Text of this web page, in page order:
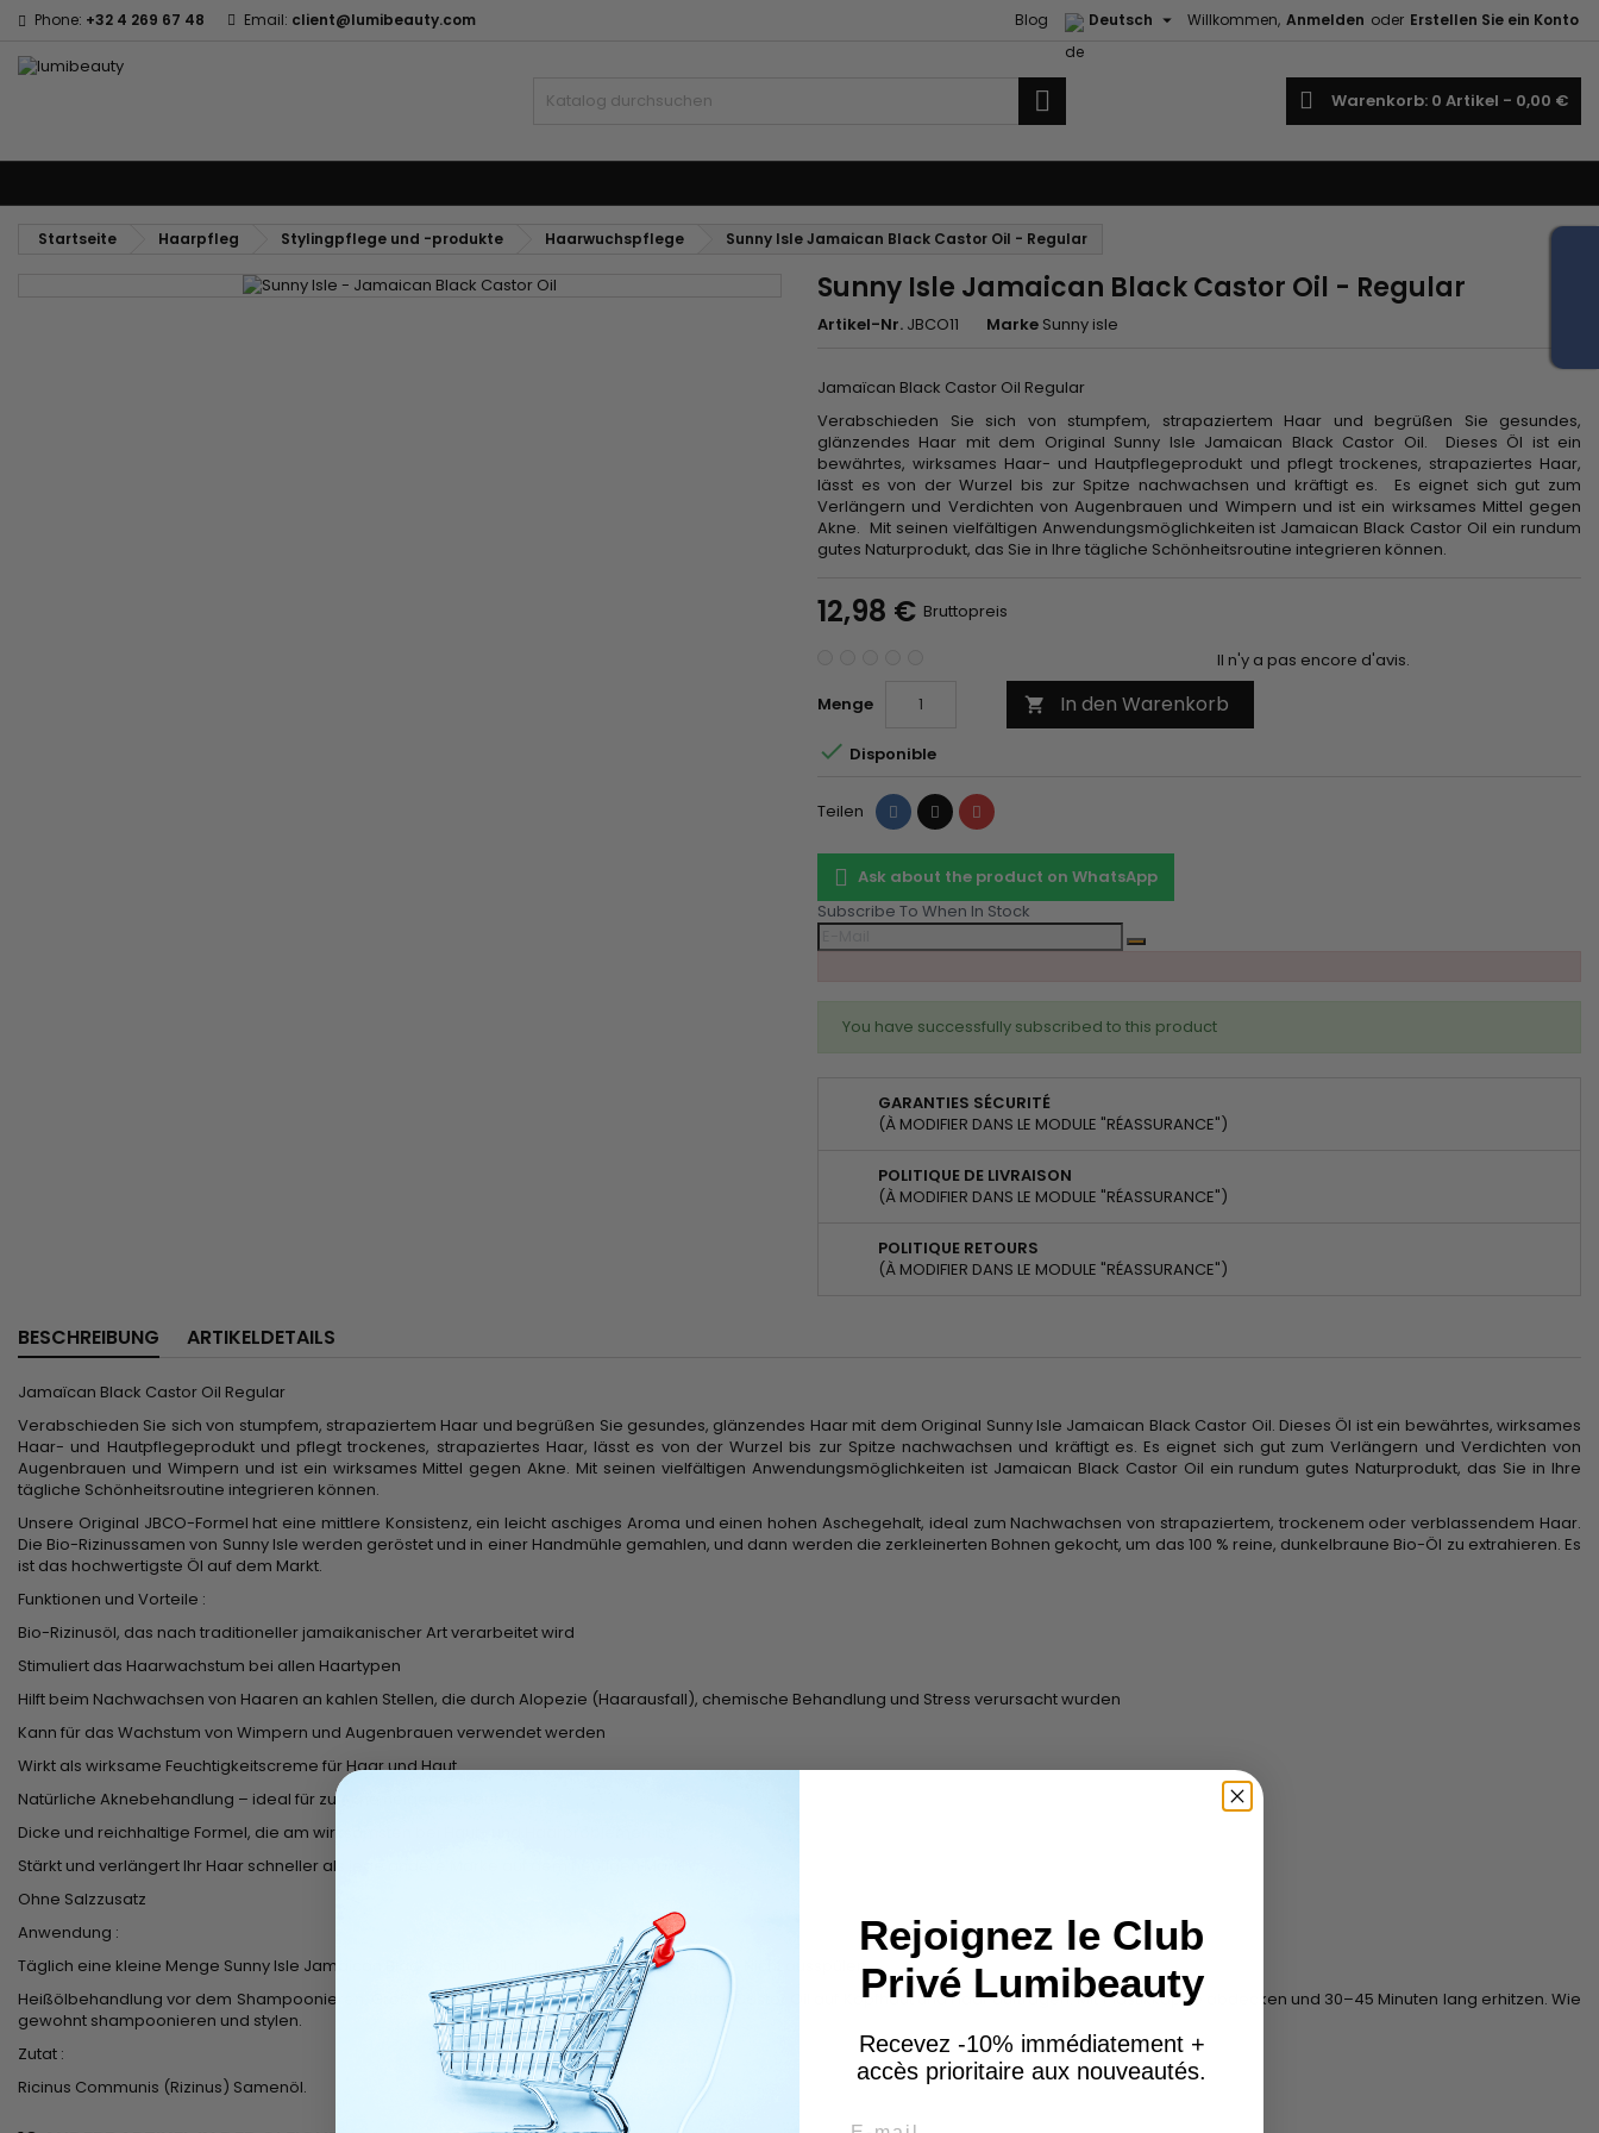
Phone: +32 4 269 67 48 Email: client@lumibeauty.com Willkommen, Anmelden oder Erstellen Sie ein Konto
Deutsch 
Blog
Warenkorb 0 Artikel - 0,00 €
Startseite Haarpfleg Stylingpflege und -produkte Haarwuchspflege Sunny Isle Jamaican Black Castor Oil - Regular
Sunny Isle Jamaican Black Castor Oil - Regular
Artikel-Nr. JBCO11 Marke Sunny isle
Jamaïcan Black Castor Oil Regular
Verabschieden Sie sich von stumpfem, strapaziertem Haar und begrüßen Sie gesundes,
glänzendes Haar mit dem Original Sunny Isle Jamaican Black Castor Oil. Dieses Öl ist ein
bewährtes, wirksames Haar- und Hautpflegeprodukt und pflegt trockenes, strapaziertes Haar,
lässt es von der Wurzel bis zur Spitze nachwachsen und kräftigt es. Es eignet sich gut zum
Verlängern und Verdichten von Augenbrauen und Wimpern und ist ein wirksames Mittel gegen
Akne. Mit seinen vielfältigen Anwendungsmöglichkeiten ist Jamaican Black Castor Oil ein rundum
gutes Naturprodukt, das Sie in Ihre tägliche Schönheitsroutine integrieren können.
12,98 € Bruttopreis
Il n'y a pas encore d'avis.
Menge
 In den Warenkorb
 Disponible
Teilen Teilen Tweet Pinterest
Ask about the product on WhatsApp
Subscribe To When In Stock
You have successfully subscribed to this product
GARANTIES SÉCURITÉ
(À MODIFIER DANS LE MODULE "RÉASSURANCE")
POLITIQUE DE LIVRAISON
(À MODIFIER DANS LE MODULE "RÉASSURANCE")
POLITIQUE RETOURS
(À MODIFIER DANS LE MODULE "RÉASSURANCE")
BESCHREIBUNG ARTIKELDETAILS
Jamaïcan Black Castor Oil Regular
Verabschieden Sie sich von stumpfem, strapaziertem Haar und begrüßen Sie gesundes, glänzendes Haar mit dem Original Sunny Isle Jamaican Black Castor Oil. Dieses Öl ist ein bewährtes, wirksames
Haar- und Hautpflegeprodukt und pflegt trockenes, strapaziertes Haar, lässt es von der Wurzel bis zur Spitze nachwachsen und kräftigt es. Es eignet sich gut zum Verlängern und Verdichten von
Augenbrauen und Wimpern und ist ein wirksames Mittel gegen Akne. Mit seinen vielfältigen Anwendungsmöglichkeiten ist Jamaican Black Castor Oil ein rundum gutes Naturprodukt, das Sie in Ihre
tägliche Schönheitsroutine integrieren können.
Unsere Original JBCO-Formel hat eine mittlere Konsistenz, ein leicht aschiges Aroma und einen hohen Aschegehalt, ideal zum Nachwachsen von strapaziertem, trockenem oder verblassendem Haar.
Die Bio-Rizinussamen von Sunny Isle werden geröstet und in einer Handmühle gemahlen, und dann werden die zerkleinerten Bohnen gekocht, um das 100 % reine, dunkelbraune Bio-Öl zu extrahieren. Es
ist das hochwertigste Öl auf dem Markt.
Funktionen und Vorteile :
Bio-Rizinusöl, das nach traditioneller jamaikanischer Art verarbeitet wird
Stimuliert das Haarwachstum bei allen Haartypen
Hilft beim Nachwachsen von Haaren an kahlen Stellen, die durch Alopezie (Haarausfall), chemische Behandlung und Stress verursacht wurden
Kann für das Wachstum von Wimpern und Augenbrauen verwendet werden
Wirkt als wirksame Feuchtigkeitscreme für Haar und Haut
Natürliche Aknebehandlung – ideal für zu Akne neigende Haut
Dicke und reichhaltige Formel, die am wirksamsten bei Haut- und Haarproblemen ist
Stärkt und verlängert Ihr Haar schneller als jede andere Marke auf dem heutigen Markt
Ohne Salzzusatz
Anwendung :
Täglich eine kleine Menge Sunny Isle Jamaican Black Castor Oil in die Kopfhaut einmassieren. Nicht ausspülen.
Heißölbehandlung vor dem Shampoonieren: Großzügige Menge Sunny Isle Jamaican Black Castor Oil auf Kopfhaut und Haar auftragen. Mit Plastikkappe abdecken und 30–45 Minuten lang erhitzen. Wie
gewohnt shampoonieren und stylen.
Zutat :
Ricinus Communis (Rizinus) Samenöl.
Rejoignez le Club
Privé Lumibeauty
Recevez -10% immédiatement +
accès prioritaire aux nouveautés.